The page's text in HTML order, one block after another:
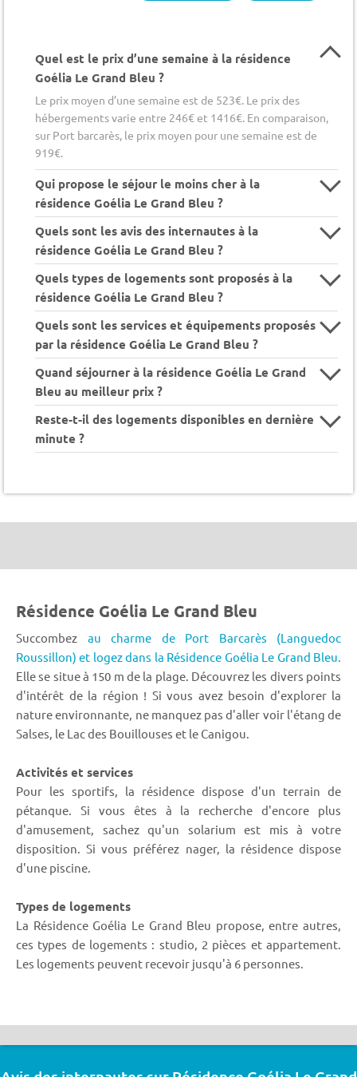
Quel est le prix d’une semaine à la résidence
Goélia Le Grand Bleu ?
Le prix moyen d’une semaine est de 523€. Le prix des
hébergements varie entre 246€ et 1416€. En comparaison,
sur Port barcarès, le prix moyen pour une semaine est de
919€.
Qui propose le séjour le moins cher à la
résidence Goélia Le Grand Bleu ?
Quels sont les avis des internautes à la
résidence Goélia Le Grand Bleu ?
Quels types de logements sont proposés à la
résidence Goélia Le Grand Bleu ?
Quels sont les services et équipements proposés
par la résidence Goélia Le Grand Bleu ?
Quand séjourner à la résidence Goélia Le Grand
Bleu au meilleur prix ?
Reste-t-il des logements disponibles en dernière
minute ?
Résidence Goélia Le Grand Bleu
Succombez au charme de Port Barcarès (Languedoc
Roussillon) et logez dans la Résidence Goélia Le Grand Bleu.
Elle se situe à 150 m de la plage. Découvrez les divers points
d'intérêt de la région ! Si vous avez besoin d'explorer la
nature environnante, ne manquez pas d'aller voir l'étang de
Salses, le Lac des Bouillouses et le Canigou.
Activités et services
Pour les sportifs, la résidence dispose d'un terrain de
pétanque. Si vous êtes à la recherche d'encore plus
d'amusement, sachez qu'un solarium est mis à votre
disposition. Si vous préférez nager, la résidence dispose
d'une piscine.
Types de logements
La Résidence Goélia Le Grand Bleu propose, entre autres,
ces types de logements : studio, 2 pièces et appartement.
Les logements peuvent recevoir jusqu'à 6 personnes.